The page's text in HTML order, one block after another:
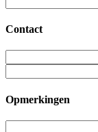
Contact
Opmerkingen